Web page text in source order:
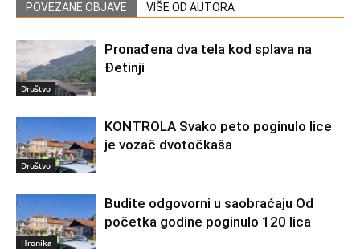
POVEZANE OBJAVE VIŠE OD AUTORA
Društvo
Pronađena dva tela kod splava na
Đetinji
Društvo
KONTROLA Svako peto poginulo lice
je vozač dvotočkaša
Hronika
Budite odgovorni u saobraćaju Od
početka godine poginulo 120 lica